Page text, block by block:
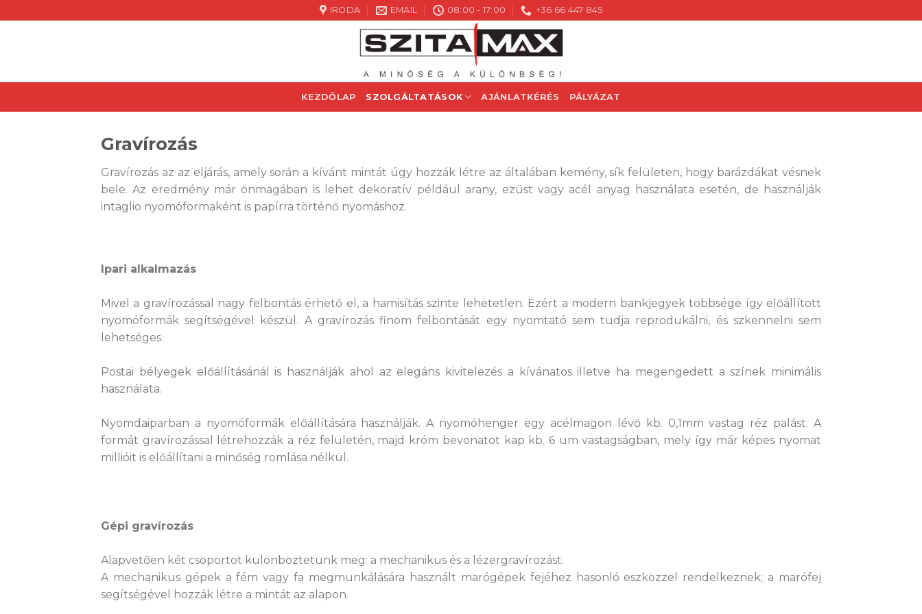
to
IRODA EMAIL 08:00 - 17:00 +36 66 447 845
KEZDŐLAP SZOLGÁLTATÁSOK AJÁNLATKÉRÉS PÁLYÁZAT
Gravírozás
Gravírozás az az eljárás, amely során a kívánt mintát úgy hozzák létre az általában kemény, sík felületen, hogy barázdákat vésnek
bele. Az eredmény már önmagában is lehet dekoratív például arany, ezüst vagy acél anyag használata esetén, de használják
intaglio nyomóformaként is papírra történő nyomáshoz.
Ipari alkalmazás
Mivel a gravírozással nagy felbontás érhető el, a hamisítás szinte lehetetlen. Ezért a modern bankjegyek többsége így előállított
nyomóformák segítségével készül. A gravírozás finom felbontását egy nyomtató sem tudja reprodukálni, és szkennelni sem
lehetséges.
Postai bélyegek előállításánál is használják ahol az elegáns kivitelezés a kívánatos illetve ha megengedett a színek minimális
használata.
Nyomdaiparban a nyomóformák előállítására használják. A nyomóhenger egy acélmagon lévő kb. 0,1mm vastag réz palást. A
formát gravírozással létrehozzák a réz felületén, majd króm bevonatot kap kb. 6 um vastagságban, mely így már képes nyomat
millióit is előállítani a minőség romlása nélkül.
Gépi gravírozás
Alapvetően két csoportot különböztetünk meg: a mechanikus és a lézergravírozást.
A mechanikus gépek a fém vagy fa megmunkálására használt marógépek fejéhez hasonló eszközzel rendelkeznek; a marófej
segítségével hozzák létre a mintát az alapon.